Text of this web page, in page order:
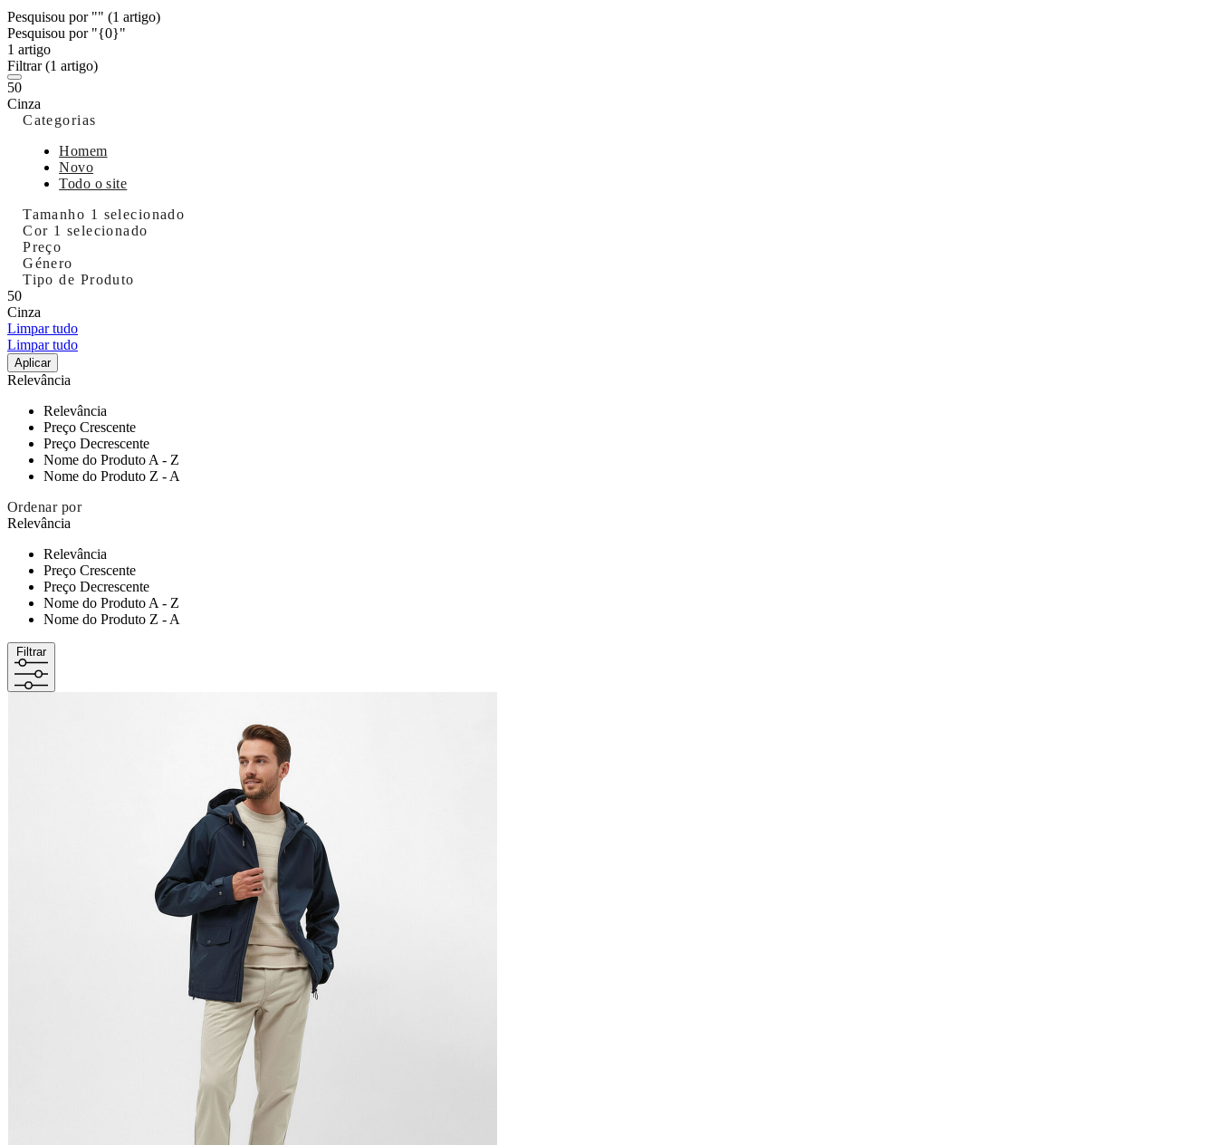
Pesquisou por "" (1 artigo)
Pesquisou por "{0}"
1 artigo
Filtrar(1 artigo)
50
Cinza
Categorias
Homem
Novo
Todo o site
Tamanho 1 selecionado
Cor 1 selecionado
Preço
Género
Tipo de Produto
50
Cinza
Limpar tudo
Limpar tudo
Aplicar
Relevância
Relevância
Preço Crescente
Preço Decrescente
Nome do Produto A - Z
Nome do Produto Z - A
Ordenar por
Relevância
Relevância
Preço Crescente
Preço Decrescente
Nome do Produto A - Z
Nome do Produto Z - A
Filtrar